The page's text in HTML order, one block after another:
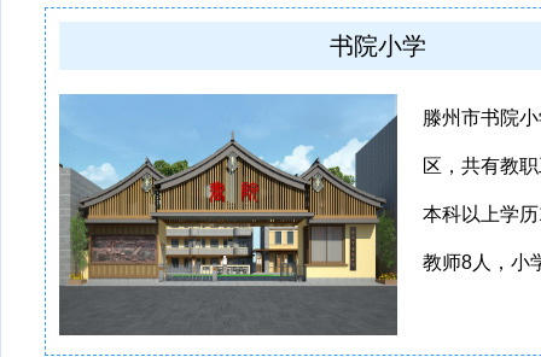
书院小学
滕州市书院
区，共有教
本科以上学
教师8人，小